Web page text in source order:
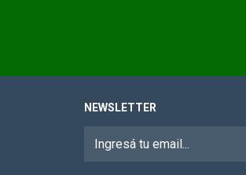
NEWSLETTER